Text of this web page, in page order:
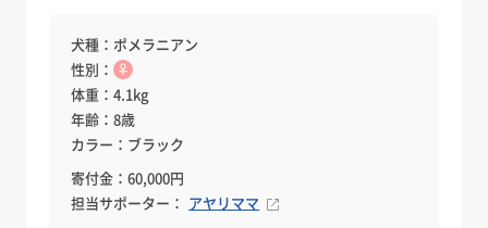
犬種：ポメラニアン
性別： ♀
体重：4.1kg
年齢：8歳
カラー：ブラック
寄付金：60,000円
担当サポーター： アヤリママ